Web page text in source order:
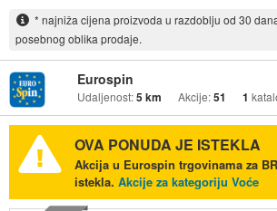
* najniža cijena proizvoda u razdoblju od 30
posebnog oblika prodaje.
Eurospin
Udaljenost:5 km Akcije:51 1
OVA PONUDA JE ISTEKLA
Akcija u Eurospin trgovinama za
istekla. Akcije za kategoriju Voće